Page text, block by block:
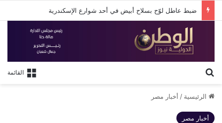
ضبط عاطل لوّح بسلاح أبيض في أحد شوارع الإسكندرية
القائمة
الرئيسية / أخبار مصر
أخبار مصر